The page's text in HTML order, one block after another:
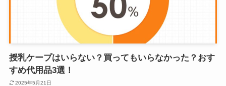
授乳ケープはいらない？買ってもいらなかった？おす
すめ代用品3選！
2025年5月21日